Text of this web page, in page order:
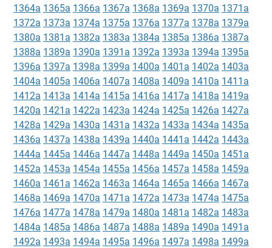
1364a 1365a 1366a 1367a 1368a 1369a 1370a 1371a
1372a 1373a 1374a 1375a 1376a 1377a 1378a 1379a
1380a 1381a 1382a 1383a 1384a 1385a 1386a 1387a
1388a 1389a 1390a 1391a 1392a 1393a 1394a 1395a
1396a 1397a 1398a 1399a 1400a 1401a 1402a 1403a
1404a 1405a 1406a 1407a 1408a 1409a 1410a 1411a
1412a 1413a 1414a 1415a 1416a 1417a 1418a 1419a
1420a 1421a 1422a 1423a 1424a 1425a 1426a 1427a
1428a 1429a 1430a 1431a 1432a 1433a 1434a 1435a
1436a 1437a 1438a 1439a 1440a 1441a 1442a 1443a
1444a 1445a 1446a 1447a 1448a 1449a 1450a 1451a
1452a 1453a 1454a 1455a 1456a 1457a 1458a 1459a
1460a 1461a 1462a 1463a 1464a 1465a 1466a 1467a
1468a 1469a 1470a 1471a 1472a 1473a 1474a 1475a
1476a 1477a 1478a 1479a 1480a 1481a 1482a 1483a
1484a 1485a 1486a 1487a 1488a 1489a 1490a 1491a
1492a 1493a 1494a 1495a 1496a 1497a 1498a 1499a